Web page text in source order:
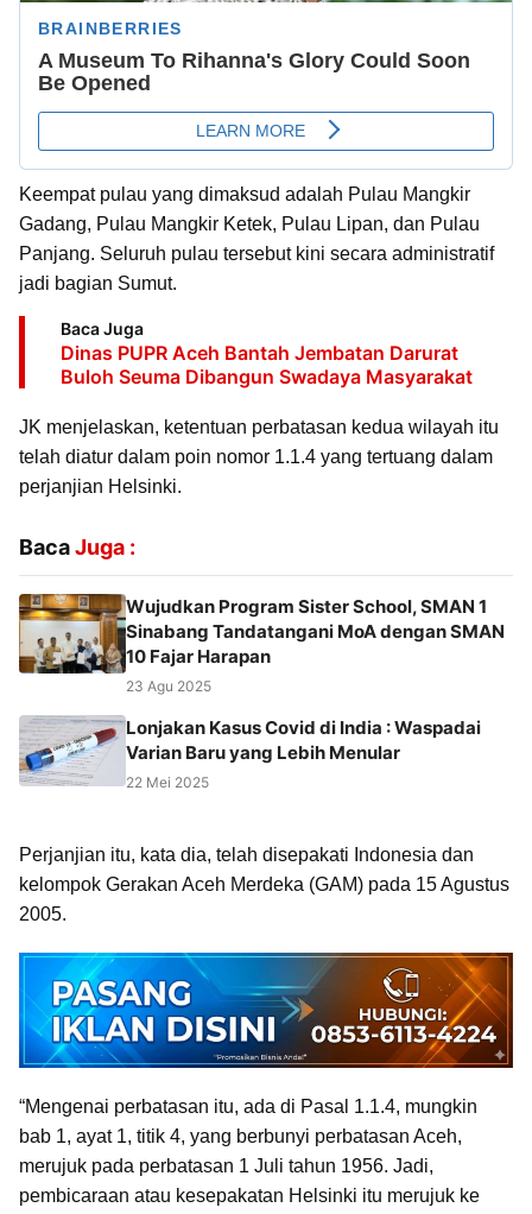
Keempat pulau yang dimaksud adalah Pulau Mangkir
Gadang, Pulau Mangkir Ketek, Pulau Lipan, dan Pulau
Panjang. Seluruh pulau tersebut kini secara administratif
jadi bagian Sumut.
Baca Juga
Dinas PUPR Aceh Bantah Jembatan Darurat
Buloh Seuma Dibangun Swadaya Masyarakat
JK menjelaskan, ketentuan perbatasan kedua wilayah itu
telah diatur dalam poin nomor 1.1.4 yang tertuang dalam
perjanjian Helsinki.
BacaJuga :
Wujudkan Program Sister School, SMAN 1
Sinabang Tandatangani MoA dengan SMAN
10 Fajar Harapan
23 Agu 2025
Lonjakan Kasus Covid di India : Waspadai
Varian Baru yang Lebih Menular
22 Mei 2025
Perjanjian itu, kata dia, telah disepakati Indonesia dan
kelompok Gerakan Aceh Merdeka (GAM) pada 15 Agustus
2005.
“Mengenai perbatasan itu, ada di Pasal 1.1.4, mungkin
bab 1, ayat 1, titik 4, yang berbunyi perbatasan Aceh,
merujuk pada perbatasan 1 Juli tahun 1956. Jadi,
pembicaraan atau kesepakatan Helsinki itu merujuk ke